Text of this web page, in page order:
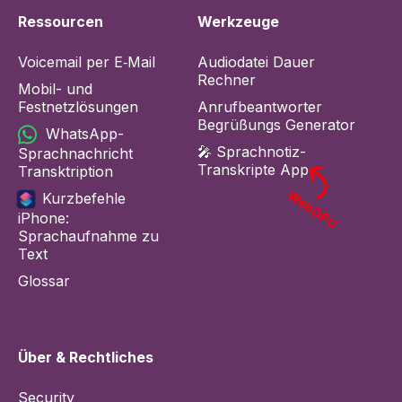
Ressourcen
Voicemail per E‑Mail
Mobil- und
Festnetzlösungen
WhatsApp-
Sprachnachricht
Transktription
Kurzbefehle
iPhone:
Sprachaufnahme zu
Text
Glossar
Werkzeuge
Audiodatei Dauer
Rechner
Anrufbeantworter
Begrüßungs Generator
🎤 Sprachnotiz-
Transkripte App
WebGPU
Über & Rechtliches
Security